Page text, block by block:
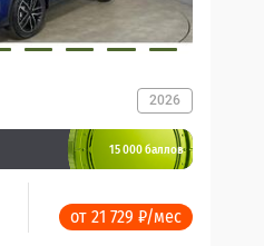
2026
15 000 баллов
от 21 729 ₽/мес